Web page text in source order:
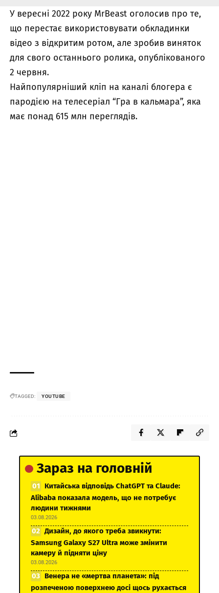
У вересні 2022 року MrBeast оголосив про те,
що перестає використовувати обкладинки
відео з відкритим ротом, але зробив виняток
для свого останнього ролика, опублікованого
2 червня.
Найпопулярніший кліп на каналі блогера є
пародією на телесеріал “Гра в кальмара”, яка
має понад 615 млн переглядів.
TAGGED: YOUTUBE
Зараз на головній
Китайська відповідь ChatGPT та Claude:
Alibaba показала модель, що не потребує
людини тижнями
03.08.2026
Дизайн, до якого треба звикнути:
Samsung Galaxy S27 Ultra може змінити
камеру й підняти ціну
03.08.2026
Венера не «мертва планета»: під
розпеченою поверхнею досі щось рухається